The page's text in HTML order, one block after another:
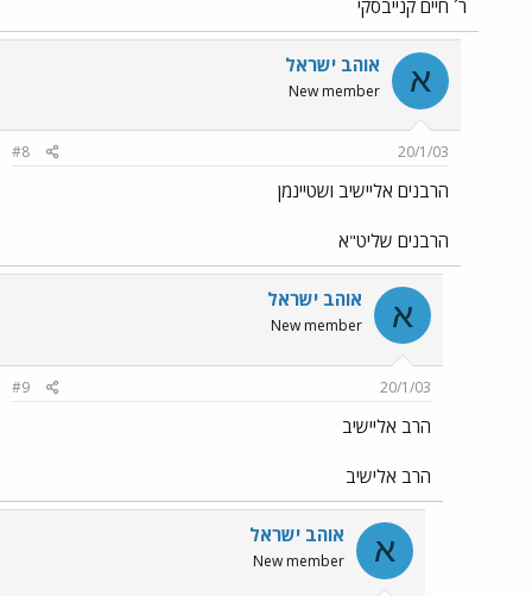
ר´ חיים קנייבסקי
א אוהב ישראל
New member
20/1/03
#8
הרבנים אליישיב ושטיינמן
הרבנים שליט"א
א אוהב ישראל
New member
20/1/03
#9
הרב אליישיב
הרב אלישיב
א אוהב ישראל
New member